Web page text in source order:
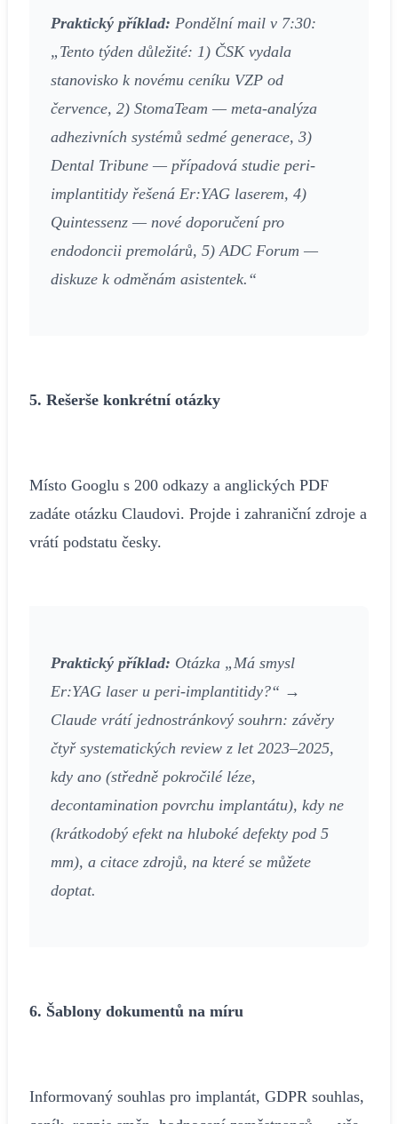
Praktický příklad: Pondělní mail v 7:30:
„Tento týden důležité: 1) ČSK vydala
stanovisko k novému ceníku VZP od
července, 2) StomaTeam — meta-analýza
adhezivních systémů sedmé generace, 3)
Dental Tribune — případová studie peri-
implantitidy řešená Er:YAG laserem, 4)
Quintessenz — nové doporučení pro
endodoncii premolárů, 5) ADC Forum —
diskuze k odměnám asistentek.“
5. Rešerše konkrétní otázky
Místo Googlu s 200 odkazy a anglických PDF
zadáte otázku Claudovi. Projde i zahraniční zdroje a
vrátí podstatu česky.
Praktický příklad: Otázka „Má smysl
Er:YAG laser u peri-implantitidy?“ →
Claude vrátí jednostránkový souhrn: závěry
čtyř systematických review z let 2023–2025,
kdy ano (středně pokročilé léze,
decontamination povrchu implantátu), kdy ne
(krátkodobý efekt na hluboké defekty pod 5
mm), a citace zdrojů, na které se můžete
doptat.
6. Šablony dokumentů na míru
Informovaný souhlas pro implantát, GDPR souhlas,